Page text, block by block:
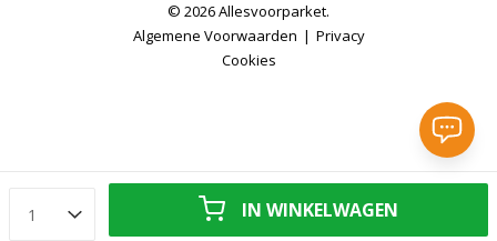
IN WINKELWAGEN
© 2026 Allesvoorparket.
Algemene Voorwaarden
Privacy
Cookies